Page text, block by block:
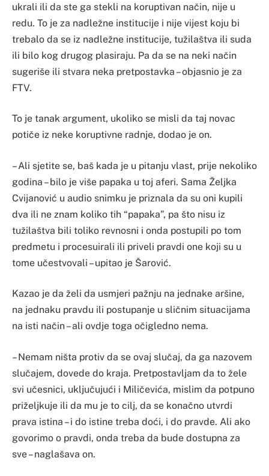
ukrali ili da ste ga stekli na koruptivan način, nije u
redu. To je za nadležne institucije i nije vijest koju bi
trebalo da se iz nadležne institucije, tužilaštva ili suda
ili bilo kog drugog plasiraju. Pa da se na neki način
sugeriše ili stvara neka pretpostavka – objasnio je za
FTV.
To je tanak argument, ukoliko se misli da taj novac
potiče iz neke koruptivne radnje, dodao je on.
– Ali sjetite se, baš kada je u pitanju vlast, prije nekoliko
godina – bilo je više papaka u toj aferi. Sama Željka
Cvijanović u audio snimku je priznala da su oni kupili
dva ili ne znam koliko tih “papaka”, pa što nisu iz
tužilaštva bili toliko revnosni i onda postupili po tom
predmetu i procesuirali ili priveli pravdi one koji su u
tome učestvovali – upitao je Šarović.
Kazao je da želi da usmjeri pažnju na jednake aršine,
na jednaku pravdu ili postupanje u sličnim situacijama
na isti način – ali ovdje toga očigledno nema.
– Nemam ništa protiv da se ovaj slučaj, da ga nazovem
slučajem, dovede do kraja. Pretpostavljam da to žele
svi učesnici, uključujući i Miličevića, mislim da potpuno
priželjkuje ili da mu je to cilj, da se konačno utvrdi
prava istina – i do istine treba doći, i do pravde. Ali ako
govorimo o pravdi, onda treba da bude dostupna za
sve – naglašava on.